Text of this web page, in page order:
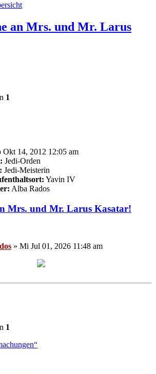
an Mrs. und Mr. Larus
1
Okt 14, 2012 12:05 am
Jedi-Orden
Jedi-Meisterin
Yavin IV
Alba Rados
Mrs. und Mr. Larus Kasatar!
» Mi Jul 01, 2026 11:48 am
1